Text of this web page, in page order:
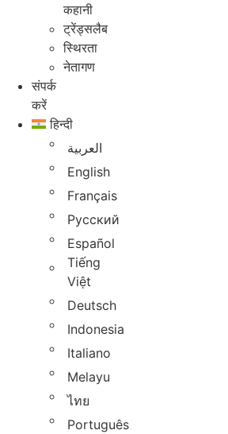
कहानी
ट्रेंड्सलैब
स्थिरता
नेतागण
संपर्क
करें
हिन्दी
العربية
English
Français
Русский
Español
Tiếng
Việt
Deutsch
Indonesia
Italiano
Melayu
ไทย
Português